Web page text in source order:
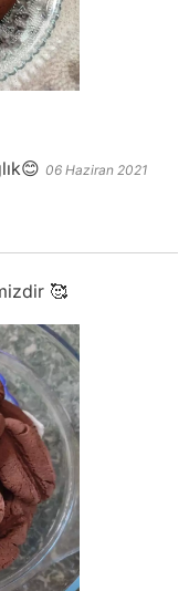
06 Haziran 2021
🥰